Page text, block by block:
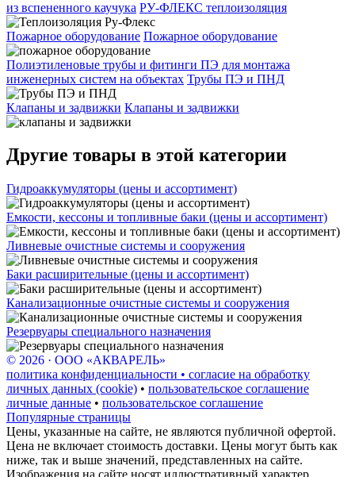
из вспененного каучука РУ-ФЛЕКС теплоизоляция
Пожарное оборудование Пожарное оборудование
Полиэтиленовые трубы и фитинги ПЭ для монтажа
инженерных систем на объектах Трубы ПЭ и ПНД
Клапаны и задвижки Клапаны и задвижки
Другие товары в этой категории
Гидроаккумуляторы (цены и ассортимент)
Емкости, кессоны и топливные баки (цены и ассортимент)
Ливневые очистные системы и сооружения
Баки расширительные (цены и ассортимент)
Канализационные очистные системы и сооружения
Резервуары специального назначения
© 2026 · ООО «АКВАРЕЛЬ»
политика конфиденциальности • согласие на обработку
личных данных (cookie) • пользовательское соглашение
личные данные • пользовательское соглашение
Популярные страницы
Цены, указанные на сайте, не являются публичной офертой.
Цена не включает стоимость доставки. Цены могут быть как
ниже, так и выше значений, представленных на сайте.